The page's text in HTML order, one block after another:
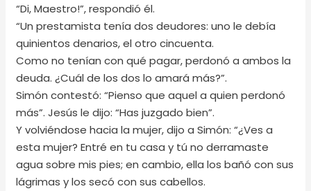
“Di, Maestro!”, respondió él.
“Un prestamista tenía dos deudores: uno le debía
quinientos denarios, el otro cincuenta.
Como no tenían con qué pagar, perdonó a ambos la
deuda. ¿Cuál de los dos lo amará más?”.
Simón contestó: “Pienso que aquel a quien perdonó
más”. Jesús le dijo: “Has juzgado bien”.
Y volviéndose hacia la mujer, dijo a Simón: “¿Ves a
esta mujer? Entré en tu casa y tú no derramaste
agua sobre mis pies; en cambio, ella los bañó con sus
lágrimas y los secó con sus cabellos.